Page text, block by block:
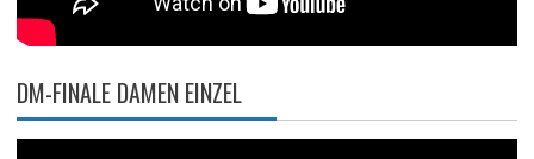
DM-FINALE DAMEN EINZEL